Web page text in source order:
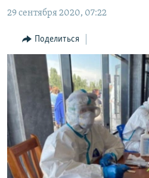
главной
навигации
Вернутся
поиску
ТАДЖИКИСТАН
ҚАЗАҚША
КЫРГЫЗЧА
ЎЗБЕКЧА
ТОҶИКӢ
TÜRKMENÇE
Все сайты РСЕ/РС
29 сентября 2020, 07:22
Поделиться